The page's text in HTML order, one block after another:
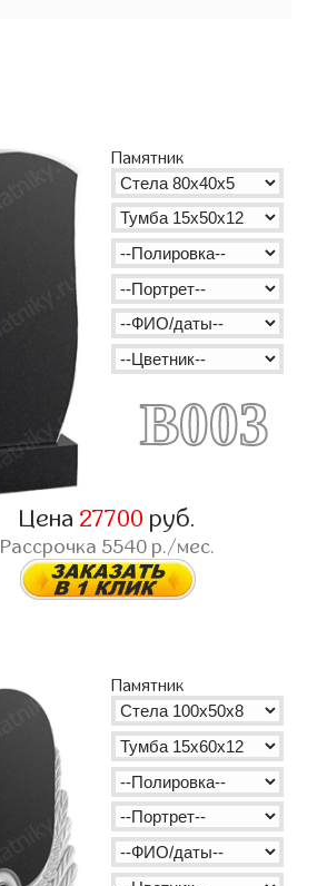
B003
Памятник
Цена 27700 руб.
Рассрочка 5540 р./мес.
Памятник